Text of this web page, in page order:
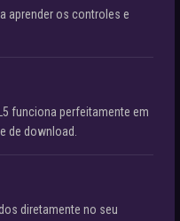
aprender os controles e
funciona perfeitamente em
de download.
diretamente no seu